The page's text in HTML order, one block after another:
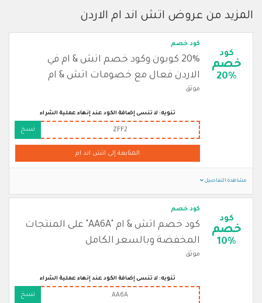
المزيد من عروض اتش اند ام الاردن
كود
خصم
20%
كود خصم
20% كوبون وكود خصم اتش & ام في
الاردن فعال مع خصومات اتش & ام
موثق
تنويه: لا تنسى إضافة الكود عند إنهاء عملية الشراء
ZFF2 نسخ
المتابعة إلى اتش اند ام
مشاهدة التفاصيل
كود
خصم
10%
كود خصم
كود خصم اتش & ام "AA6A" على المنتجات
المخفضة وبالسعر الكامل
موثق
تنويه: لا تنسى إضافة الكود عند إنهاء عملية الشراء
AA6A نسخ